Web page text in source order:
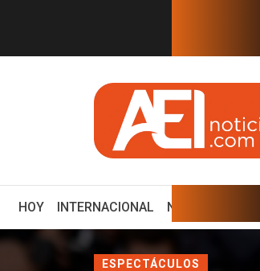
EN TIEMPO REAL
mantendrá su tasa EEUU
HOY(CURRENT)
INTERNACIONAL NACIONAL
ESPECTÁCULOS